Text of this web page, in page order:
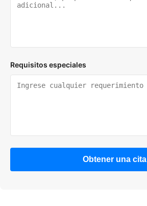
Requisitos especiales
Obtener una cita